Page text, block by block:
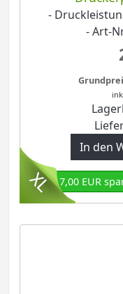
-
- Art-
In den
17,00 EUR